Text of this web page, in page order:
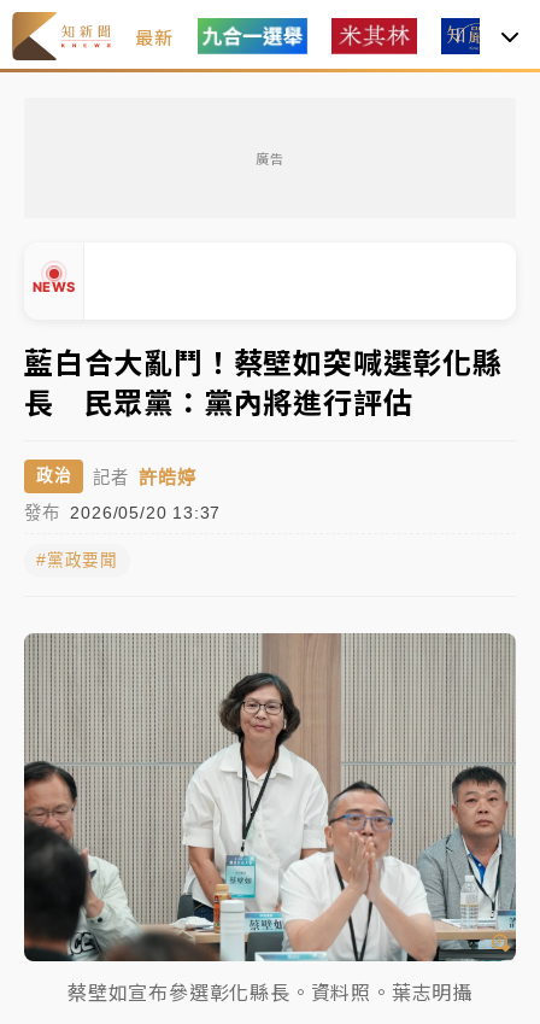
最新
廣告
NEWS
處置制度大變革！ 證交所今起縮短股票「關禁閉」天
數與撮合時間
才續任就飛美國大學面試 清大校長高為元致歉：機會
到來時引起我的好奇
白海豚颱風解除海警 西南風來了！4縣市大雨特報、各
分析｜
標？ 鴻海本週法說法人關注的四大重點
中租控股7月營收創今年新高 前7月獲利成長6%
獨家｜ 和欣客運總裁逝世！少東涉洗錢遭收押 戴手銬
腳鐐提前奔靈堂畫面曝
處置制度大變革！ 證交所今起縮短股票「關禁閉」天
數與撮合時間
才續任就飛美國大學面試 清大校長高為元致歉：機會
到來時引起我的好奇
白海豚颱風解除海警 西南風來了！4縣市大雨特報、各
地午後雷雨
▲
藍白合大亂鬥！蔡壁如突喊選彰化縣
長 民眾黨：黨內將進行評估
政治 記者 許皓婷
發布 2026/05/20 13:37
#黨政要聞
蔡壁如宣布參選彰化縣長。資料照。葉志明攝